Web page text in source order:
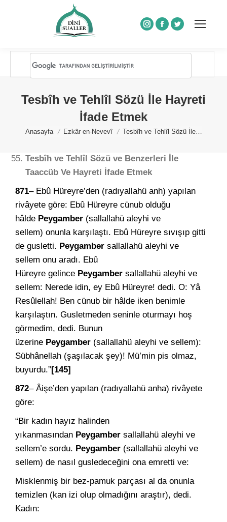
Instagram
Facebook
Twitter
Tesbîh ve Tehlîl Sözü İle Hayreti
İfade Etmek
You are here:
Anasayfa Ezkâr en-Nevevî Tesbîh ve Tehlîl Sözü İle…
Tesbîh ve Tehlîl Sözü ve Benzerleri İle
Taaccüb Ve Hayreti İfade Etmek
871– Ebû Hüreyre’den (radıyallahü anh) yapılan
rivâyete göre: Ebû Hüreyre cünub olduğu
hâlde Peygamber (sallallahü aleyhi ve
sellem) onunla karşılaştı. Ebû Hüreyre sıvışıp gitti
de gusletti. Peygamber sallallahü aleyhi ve
sellem onu aradı. Ebû
Hüreyre gelince Peygamber sallallahü aleyhi ve
sellem: Nerede idin, ey Ebû Hüreyre! dedi. O: Yâ
Resûlellah! Ben cünub bir hâlde iken benimle
karşılaştın. Gusletmeden seninle oturmayı hoş
görmedim, dedi. Bunun
üzerine Peygamber (sallallahü aleyhi ve sellem):
Sübhânellah (şaşılacak şey)! Mü’min pis olmaz,
buyurdu.”[145]
872– Âişe’den yapılan (radıyallahü anha) rivâyete
göre:
“Bir kadın hayız halinden
yıkanmasından Peygamber sallallahü aleyhi ve
sellem’e sordu. Peygamber (sallallahü aleyhi ve
sellem) de nasıl gusledeceğini ona emretti ve:
Misklenmiş bir bez-pamuk parçası al da onunla
temizlen (kan izi olup olmadığını araştır), dedi.
Kadın: